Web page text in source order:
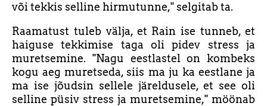
või tekkis selline hirmutunne," selgitab ta.
Raamatust tuleb välja, et Rain ise tunneb, et
haiguse tekkimise taga oli pidev stress ja
muretsemine. "Nagu eestlastel on kombeks
kogu aeg muretseda, siis ma ju ka eestlane ja
ma ise jõudsin sellele järeldusele, et see oli
selline püsiv stress ja muretsemine," möönab